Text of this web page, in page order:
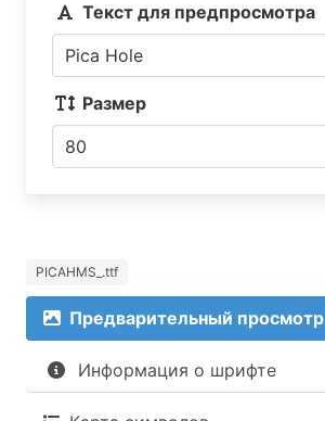
Текст для предпросмотра
Размер
PICAHMS_.ttf
Предварительный просмотр
Информация о шрифте